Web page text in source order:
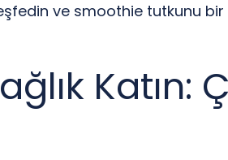
ve smoothie tutkunu
Katın: